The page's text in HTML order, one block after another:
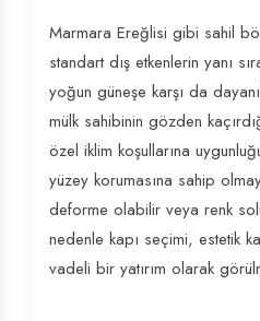
Marmara Ereğlisi gibi sahil
standart dış etkenlerin yanı
yoğun güneşe karşı da
mülk sahibinin gözden
özel iklim koşullarına
yüzey korumasına sahip
deforme olabilir veya renk
nedenle kapı seçimi, estetik
vadeli bir yatırım olarak